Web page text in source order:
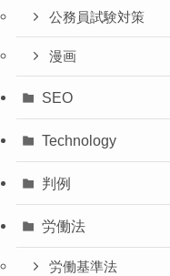
公務員試験対策
漫画
SEO
Technology
判例
労働法
労働基準法